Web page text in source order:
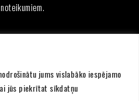
jums vislabāko iespējamo
jūs piekrītat sīkdatņu